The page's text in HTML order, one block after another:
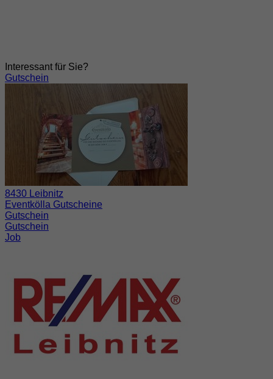
Interessant für Sie?
Gutschein
8430 Leibnitz
Eventkölla Gutscheine
Gutschein
Gutschein
Job